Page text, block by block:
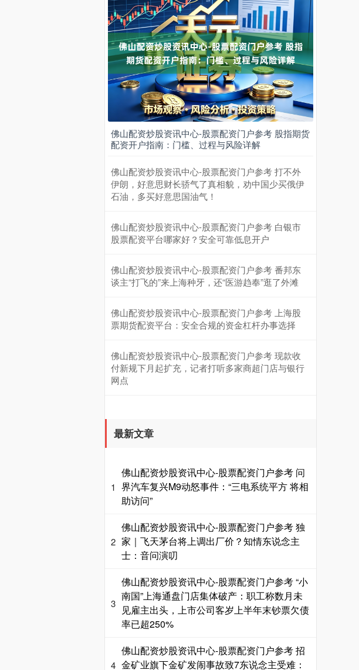
佛山配资炒股资讯中心-股票配资门户参考 股指期货
配资开户指南：门槛、过程与风险详解
佛山配资炒股资讯中心-股票配资门户参考 打不外
伊朗，好意思财长骄气了真相貌，劝中国少买俄伊
石油，多买好意思国油气！
佛山配资炒股资讯中心-股票配资门户参考 白银市
股票配资平台哪家好？安全可靠低息开户
佛山配资炒股资讯中心-股票配资门户参考 番邦东
谈主“打飞的”来上海种牙，还“医游趋奉”逛了外滩
佛山配资炒股资讯中心-股票配资门户参考 上海股
票期货配资平台：安全合规的资金杠杆办事选择
佛山配资炒股资讯中心-股票配资门户参考 现款收
付新规下月起扩充，记者打听多家商超门店与银行
网点
最新文章
1
佛山配资炒股资讯中心-股票配资门户参考 问
界汽车复兴M9动怒事件：“三电系统平方 将相
助访问”
2
佛山配资炒股资讯中心-股票配资门户参考 独
家｜飞天茅台将上调出厂价？知情东说念主
士：音问演叨
3
佛山配资炒股资讯中心-股票配资门户参考 “小
南国”上海通盘门店集体破产：职工称数月未
见雇主出头，上市公司客岁上半年末钞票欠债
率已超250%
4
佛山配资炒股资讯中心-股票配资门户参考 招
金矿业旗下金矿发闹事故致7东说念主受难：